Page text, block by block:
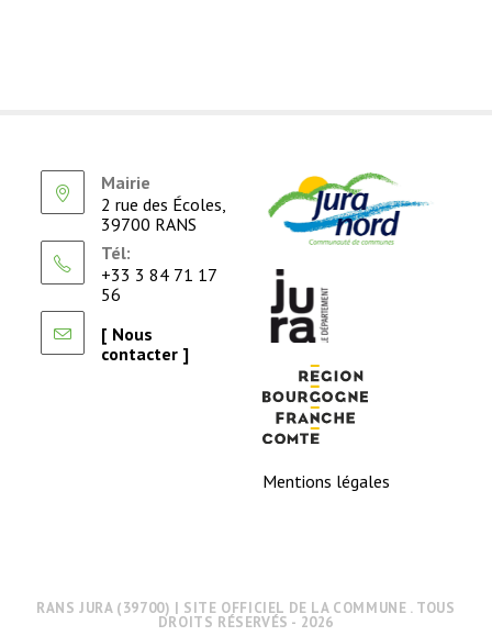
Mairie
2 rue des Écoles,
39700 RANS
Tél:
+33 3 84 71 17
56
[ Nous
contacter ]
Mentions légales
RANS JURA (39700) | SITE OFFICIEL DE LA COMMUNE . TOUS
DROITS RÉSERVÉS - 2026